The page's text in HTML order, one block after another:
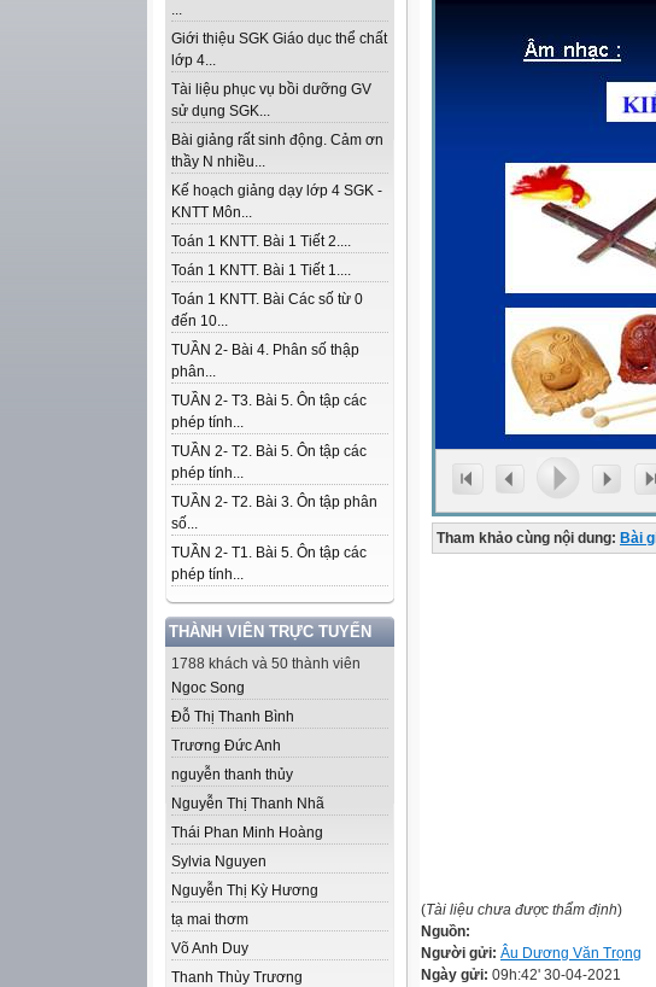
...
Giới thiệu SGK Giáo dục thể chất
lớp 4...
Tài liệu phục vụ bồi dưỡng GV
sử dụng SGK...
Bài giảng rất sinh động. Cảm ơn
thầy N nhiều...
Kế hoạch giảng dạy lớp 4 SGK -
KNTT Môn...
Toán 1 KNTT. Bài 1 Tiết 2....
Toán 1 KNTT. Bài 1 Tiết 1....
Toán 1 KNTT. Bài Các số từ 0
đến 10...
TUẦN 2- Bài 4. Phân số thập
phân...
TUẦN 2- T3. Bài 5. Ôn tập các
phép tính...
TUẦN 2- T2. Bài 5. Ôn tập các
phép tính...
TUẦN 2- T2. Bài 3. Ôn tập phân
số...
TUẦN 2- T1. Bài 5. Ôn tập các
phép tính...
THÀNH VIÊN TRỰC TUYẾN
1788 khách và 50 thành viên
Ngoc Song
Đỗ Thị Thanh Bình
Trương Đức Anh
nguyễn thanh thủy
Nguyễn Thị Thanh Nhã
Thái Phan Minh Hoàng
Sylvia Nguyen
Nguyễn Thị Kỳ Hương
tạ mai thơm
Võ Anh Duy
Thanh Thùy Trương
Tham khảo cùng nội dung: Bài
(Tài liệu chưa được thẩm định)
Nguồn:
Người gửi: Âu Dương Văn Trọng
Ngày gửi: 09h:42' 30-04-2021